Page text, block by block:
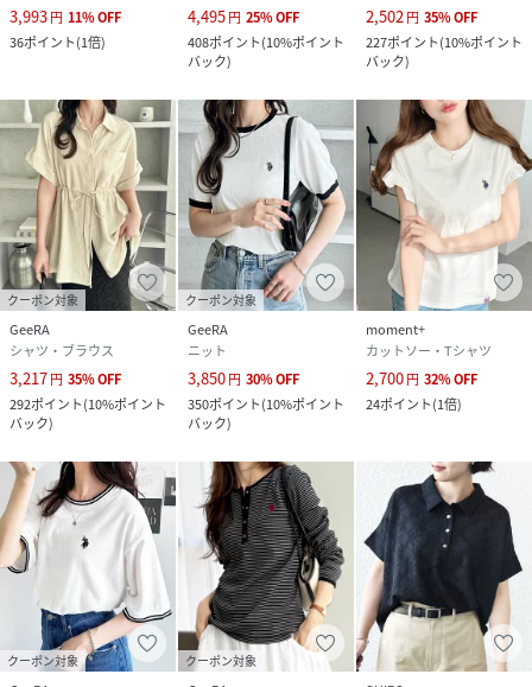
3,993円 11%OFF
36ポイント(1倍)
4,495円 25%OFF
408ポイント(10%ポイント
バック)
2,502円 35%OFF
227ポイント(10%ポイント
バック)
クーポン対象
GeeRA
シャツ・ブラウス
3,217円 35%OFF
292ポイント(10%ポイント
バック)
クーポン対象
GeeRA
ニット
3,850円 30%OFF
350ポイント(10%ポイント
バック)
moment+
カットソー・Tシャツ
2,700円 32%OFF
24ポイント(1倍)
クーポン対象 クーポン対象